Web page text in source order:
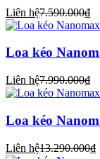
Liên hệ7.590.000₫
Loa kéo
Liên hệ7.990.000₫
Loa kéo
Liên hệ13.290.000₫